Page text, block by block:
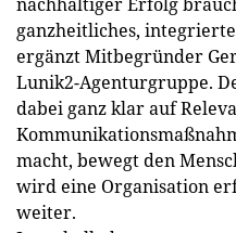
ganzheitliches,
ergänzt Mitbegründer
Lunik2-Agenturgruppe.
dabei ganz klar auf
macht, bewegt den
wird eine Organisation
weiter.